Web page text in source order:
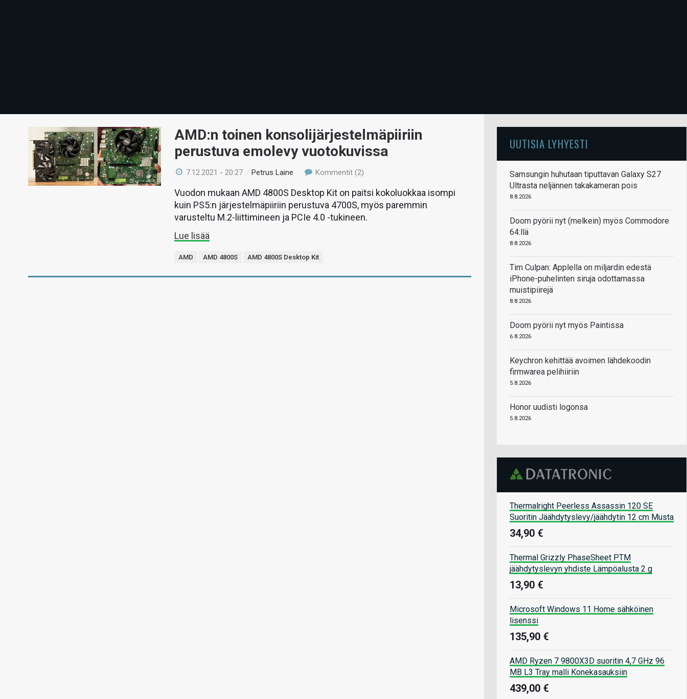
AMD:n toinen konsolijärjestelmäpiiriin
perustuva emolevy vuotokuvissa
7.12.2021 - 20:27 /Petrus Laine Kommentit (2)
Vuodon mukaan AMD 4800S Desktop Kit on paitsi kokoluokkaa isompi
kuin PS5:n järjestelmäpiiriin perustuva 4700S, myös paremmin
varusteltu M.2-liittimineen ja PCIe 4.0 -tukineen.
Lue lisää
AMD AMD 4800S AMD 4800S Desktop Kit
UUTISIA LYHYESTI
Samsungin huhutaan tiputtavan Galaxy S27
Ultrasta neljännen takakameran pois
8.8.2026
Doom pyörii nyt (melkein) myös Commodore
64:llä
8.8.2026
Tim Culpan: Applella on miljardin edestä
iPhone-puhelinten siruja odottamassa
muistipiirejä
8.8.2026
Doom pyörii nyt myös Paintissa
6.8.2026
Keychron kehittää avoimen lähdekoodin
firmwarea pelihiiriin
5.8.2026
Honor uudisti logonsa
5.8.2026
Thermalright Peerless Assassin 120 SE
Suoritin Jäähdytyslevy/jäähdytin 12 cm Musta
34,90 €
Thermal Grizzly PhaseSheet PTM
jäähdytyslevyn yhdiste Lämpöalusta 2 g
13,90 €
Microsoft Windows 11 Home sähköinen
lisenssi
135,90 €
AMD Ryzen 7 9800X3D suoritin 4,7 GHz 96
MB L3 Tray malli Konekasauksiin
439,00 €